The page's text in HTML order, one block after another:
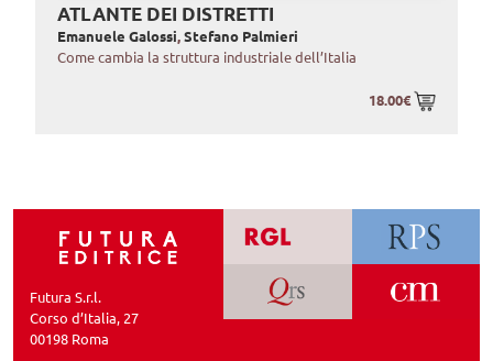
ATLANTE DEI DISTRETTI
Emanuele Galossi,Stefano Palmieri
Come cambia la struttura industriale dell’Italia
18.00€
Futura S.r.l.
Corso d’Italia, 27
00198 Roma